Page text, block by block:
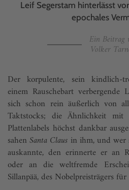
Leif Segerstam hinterlässt
epochales
Ein Beitrag
Volker
Der korpulente, sein kindlich-
einem Rauschebart verbergende
sich schon rein äußerlich von
Taktstocks; die Ähnlichkeit
Plattenlabels höchst dankbar
sahenSanta Claus in ihm, und
auskannte, den erinnerte er an
oder an die weltfremde
Sillanpää, des Nobelpreisträgers